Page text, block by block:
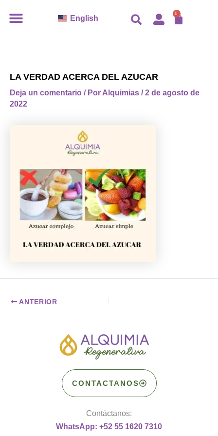
English 0
LA VERDAD ACERCA DEL AZUCAR
Deja un comentario / Por Alquimias /2 de agosto de
2022
ANTERIOR
CONTACTANOS
Contáctanos:
WhatsApp: +52 55 1620 7310